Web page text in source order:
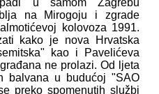
u samom Zagrebu
na Mirogoju i zgrade
kolovoza 1991.
kako je nova Hrvatska
kao i Pavelićeva
ne prolazi. Od ljeta
balvana u budućoj "SAO
preko spomenutih službi